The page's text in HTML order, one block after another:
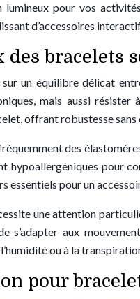
lumineux pour vos
d’accessoires
des bracelets
un équilibre délicat
mais aussi
offrant robustesse
des
pour
pour un
une attention
s’adapter aux
ou à la
pour